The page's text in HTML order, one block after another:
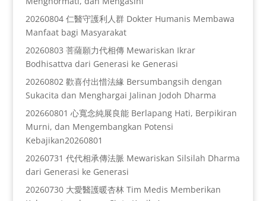
20260804 仁醫守護利人群 Dokter Humanis Membawa
Manfaat bagi Masyarakat
20260803 菩薩願力代相傳 Mewariskan Ikrar
Bodhisattva dari Generasi ke Generasi
20260802 歡喜付出惜法緣 Bersumbangsih dengan
Sukacita dan Menghargai Jalinan Jodoh Dharma
202660801 心寬念純展良能 Berlapang Hati, Berpikiran
Murni, dan Mengembangkan Potensi
Kebajikan20260801
20260731 代代相承傳法脈 Mewariskan Silsilah Dharma
dari Generasi ke Generasi
20260730 大愛醫護暖杏林 Tim Medis Memberikan